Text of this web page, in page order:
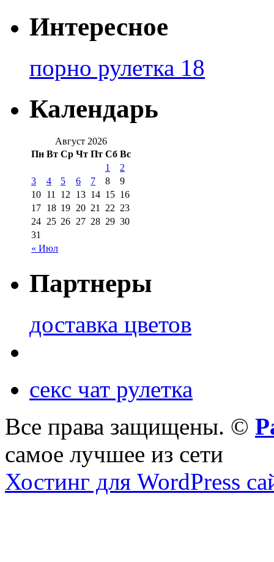
Интересное
порно рулетка 18
Календарь
Август 2026
Пн Вт Ср Чт Пт Сб Вс
« Июл
1
2
3
4 5 6 7 8
9
10 11 12 13 14 15 16
17 18 19 20 21 22 23
24 25 26 27 28 29 30
31
Партнеры
доставка цветов
секс чат рулетка
Все права защищены. ©
самое лучшее из сети
Хостинг для WordPress